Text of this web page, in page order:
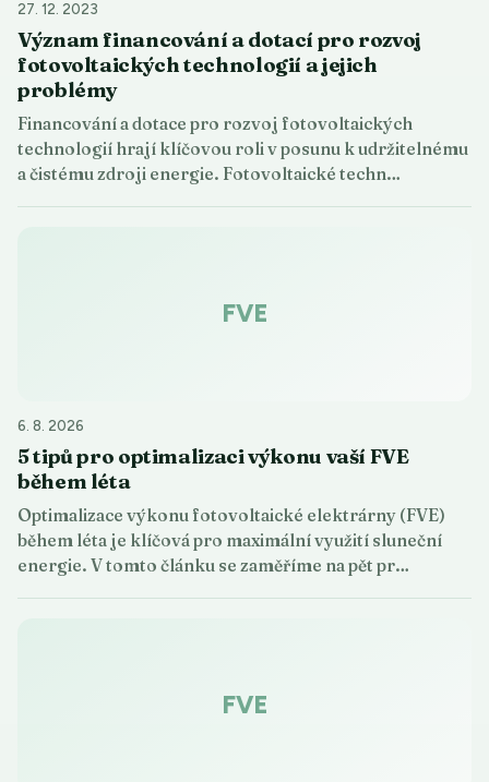
27. 12. 2023
Význam financování a dotací pro rozvoj
fotovoltaických technologií a jejich
problémy
Financování a dotace pro rozvoj fotovoltaických
technologií hrají klíčovou roli v posunu k udržitelnému
a čistému zdroji energie. Fotovoltaické techn…
FVE
6. 8. 2026
5 tipů pro optimalizaci výkonu vaší FVE
během léta
Optimalizace výkonu fotovoltaické elektrárny (FVE)
během léta je klíčová pro maximální využití sluneční
energie. V tomto článku se zaměříme na pět pr…
FVE